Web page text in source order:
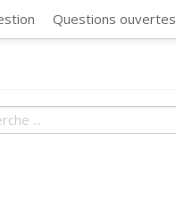
Questions ouvertes